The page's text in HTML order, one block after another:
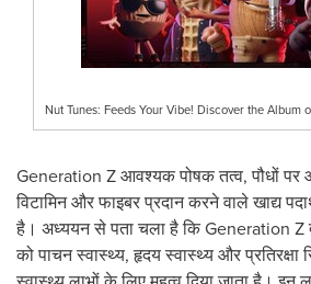
Nut Tunes: Feeds Your Vibe! Discover the Album
Generation Z आवश्यक पोषक तत्व, पौधों पर
विटामिन और फाइबर प्रदान करने वाले खाद्य
है। अध्ययन से पता चला है कि Generation Z
को पाचन स्वास्थ्य, हृदय स्वास्थ्य और